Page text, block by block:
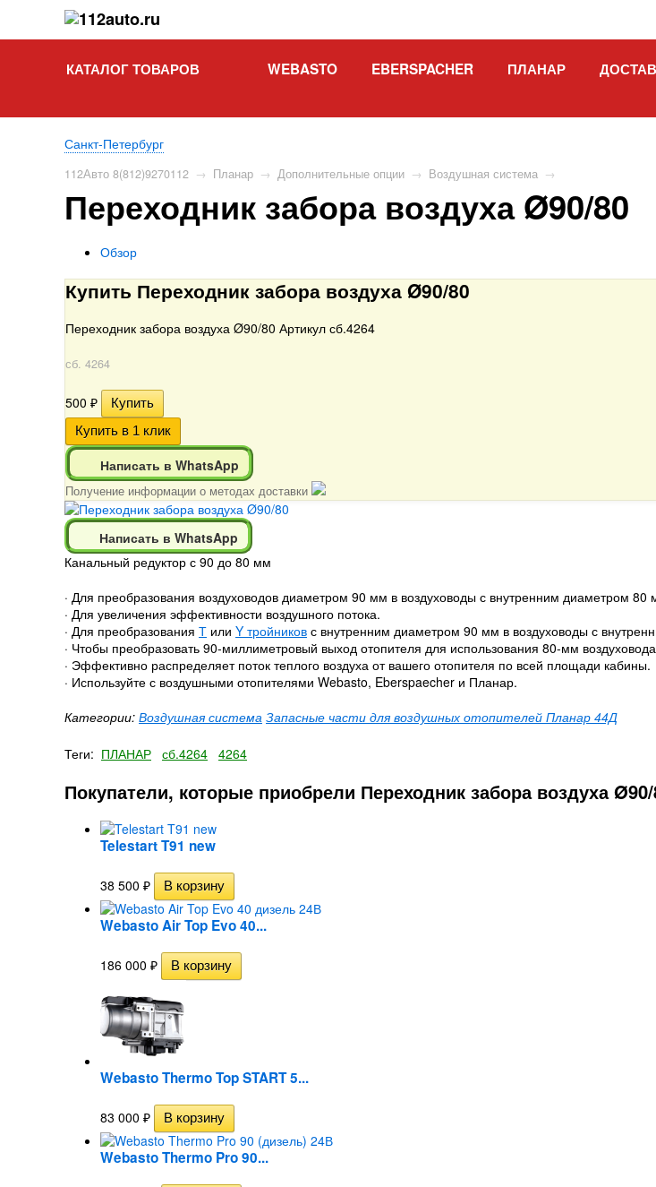
КАТАЛОГ ТОВАРОВ WEBASTO EBERSPACHER ПЛАНАР
Санкт-Петербург
112Авто 8(812)9270112 → Планар → Дополнительные опции → Воздушная система →
Переходник забора воздуха Ø90/80
Обзор
Купить Переходник забора воздуха Ø90/80
Переходник забора воздуха Ø90/80 Артикул сб.4264
сб. 4264
500 ₽
Написать в WhatsApp
Получение информации о методах доставки
Написать в WhatsApp
Канальный редуктор с 90 до 80 мм
· Для преобразования воздуховодов диаметром 90 мм в воздуховоды с внутренним диаметром 80
· Для увеличения эффективности воздушного потока.
· Для преобразования Т или Y тройников с внутренним диаметром 90 мм в воздуховоды с
· Чтобы преобразовать 90-миллиметровый выход отопителя для использования 80-мм
· Эффективно распределяет поток теплого воздуха от вашего отопителя по всей площади кабины.
· Используйте с воздушными отопителями Webasto, Eberspaecher и Планар.
Категории: Воздушная система Запасные части для воздушных отопителей Планар 44Д
Теги: ПЛАНАР сб.4264 4264
Покупатели, которые приобрели Переходник забора воздуха
Telestart T91 new
38 500 ₽
Webasto Air Top Evo 40...
186 000 ₽
Webasto Thermo Top START 5...
83 000 ₽
Webasto Thermo Pro 90...